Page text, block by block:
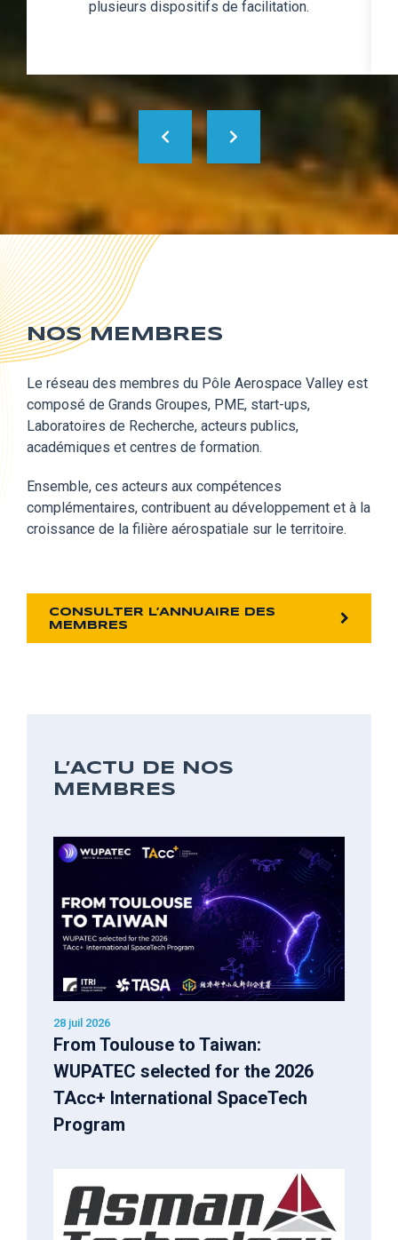
plusieurs dispositifs de facilitation.
NOS MEMBRES
Le réseau des membres du Pôle Aerospace Valley est
composé de Grands Groupes, PME, start-ups,
Laboratoires de Recherche, acteurs publics,
académiques et centres de formation.
Ensemble, ces acteurs aux compétences
complémentaires, contribuent au développement et à la
croissance de la filière aérospatiale sur le territoire.
CONSULTER L’ANNUAIRE DES
MEMBRES
L’ACTU DE NOS
MEMBRES
28 juil 2026
From Toulouse to Taiwan:
WUPATEC selected for the 2026
TAcc+ International SpaceTech
Program